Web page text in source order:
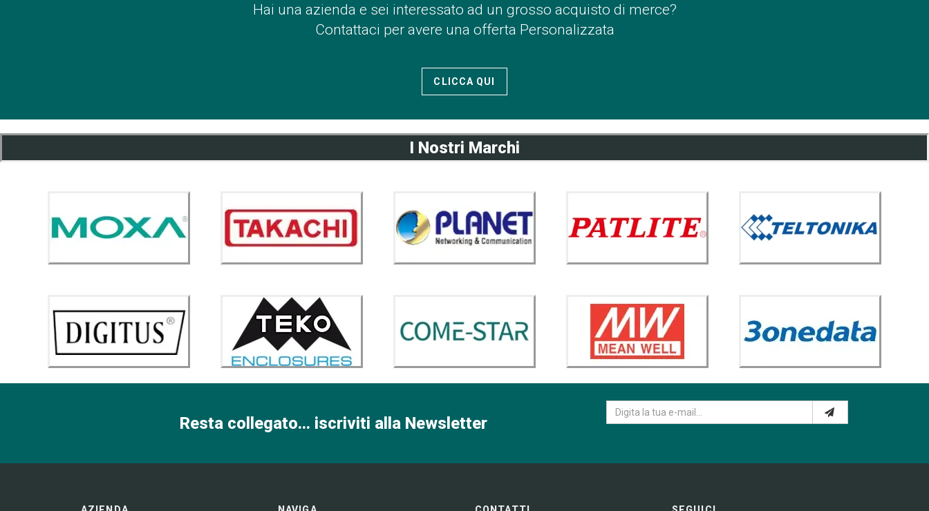
Hai una azienda e sei interessato ad un grosso acquisto di merce?
Contattaci per avere una offerta Personalizzata
CLICCA QUI
I Nostri Marchi
Resta collegato... iscriviti alla Newsletter